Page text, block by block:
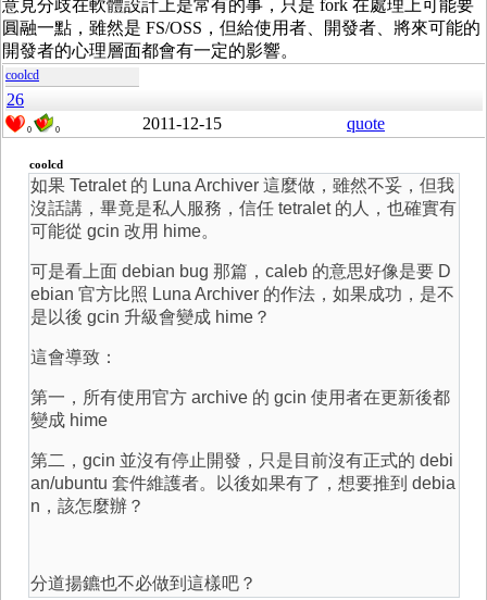
意見分歧在軟體設計上是常有的事，只是 fork 在處理上可能要
圓融一點，雖然是 FS/OSS，但給使用者、開發者、將來可能的
開發者的心理層面都會有一定的影響。
coolcd
26
0 0 2011-12-15 quote
coolcd
如果 Tetralet 的 Luna Archiver 這麼做，雖然不妥，但我
沒話講，畢竟是私人服務，信任 tetralet 的人，也確實有
可能從 gcin 改用 hime。
可是看上面 debian bug 那篇，caleb 的意思好像是要 D
ebian 官方比照 Luna Archiver 的作法，如果成功，是不
是以後 gcin 升級會變成 hime？
這會導致：
第一，所有使用官方 archive 的 gcin 使用者在更新後都
變成 hime
第二，gcin 並沒有停止開發，只是目前沒有正式的 debi
an/ubuntu 套件維護者。以後如果有了，想要推到 debia
n，該怎麼辦？
分道揚鑣也不必做到這樣吧？